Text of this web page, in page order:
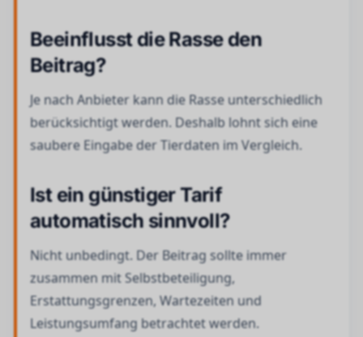
Beeinflusst die Rasse den
Beitrag?
Je nach Anbieter kann die Rasse unterschiedlich
berücksichtigt werden. Deshalb lohnt sich eine
saubere Eingabe der Tierdaten im Vergleich.
Ist ein günstiger Tarif
automatisch sinnvoll?
Nicht unbedingt. Der Beitrag sollte immer
zusammen mit Selbstbeteiligung,
Erstattungsgrenzen, Wartezeiten und
Leistungsumfang betrachtet werden.